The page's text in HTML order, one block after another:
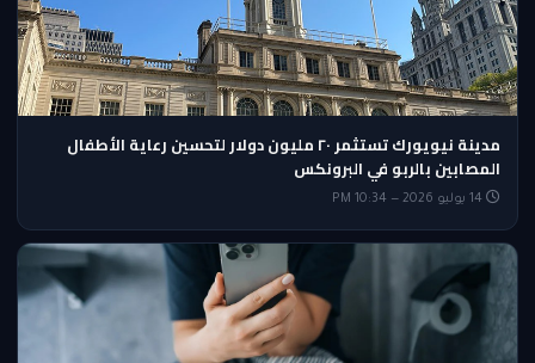
مدينة نيويورك تستثمر ٢٠ مليون دولار لتحسين رعاية الأطفال
المصابين بالربو في البرونكس